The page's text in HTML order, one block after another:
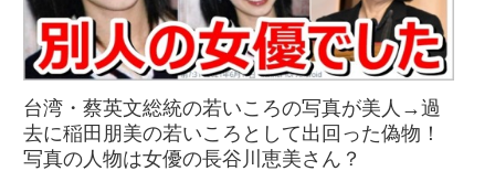
台湾・蔡英文総統の若いころの写真が美人→過
去に稲田朋美の若いころとして出回った偽物！
写真の人物は女優の長谷川恵美さん？